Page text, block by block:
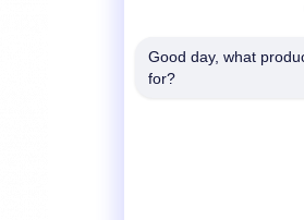
Good day, what
for?